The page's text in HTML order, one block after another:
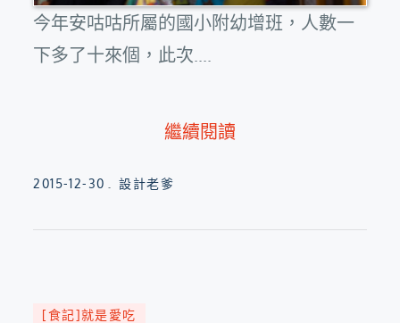
今年安咕咕所屬的國小附幼增班，人數一
下多了十來個，此次....
繼續閱讀
Posted
2015-12-30 設計老爹
[食記]就是愛吃